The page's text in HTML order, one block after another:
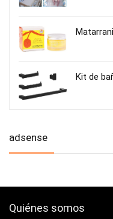
Kit de
adsense
Quiénes somos